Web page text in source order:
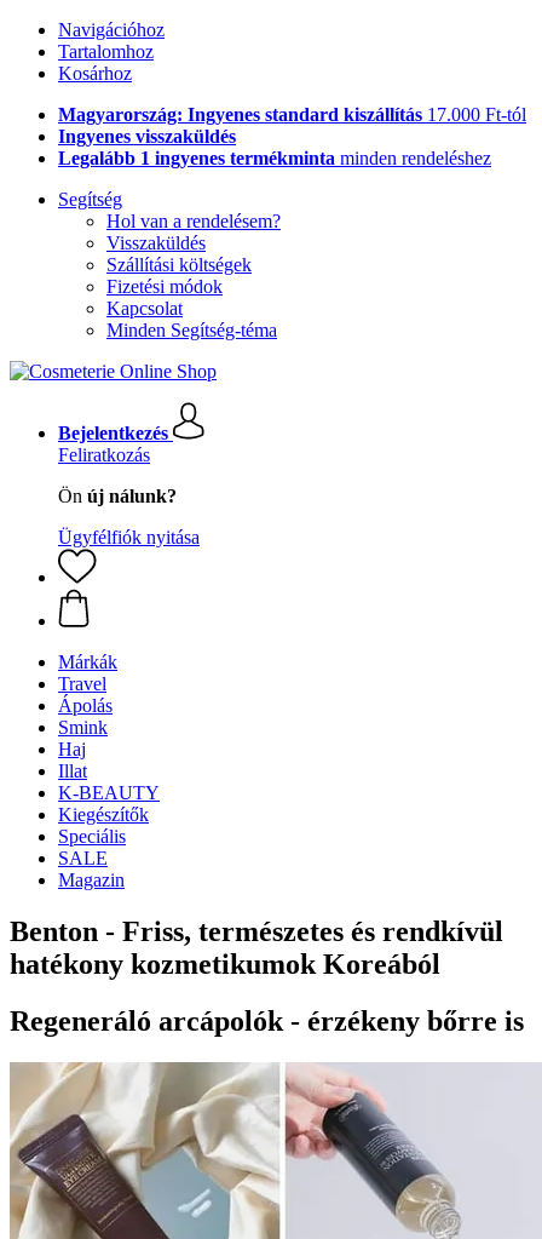
Navigációhoz
Tartalomhoz
Kosárhoz
Magyarország: Ingyenes standard kiszállítás 17.000 Ft-tól
Ingyenes visszaküldés
Legalább 1 ingyenes termékminta minden rendeléshez
Segítség
Hol van a rendelésem?
Visszaküldés
Szállítási költségek
Fizetési módok
Kapcsolat
Minden Segítség-téma
Bejelentkezés
Feliratkozás
Ön új nálunk?
Ügyfélfiók nyitása
Márkák
Travel
Ápolás
Smink
Haj
Illat
K-BEAUTY
Kiegészítők
Speciális
SALE
Magazin
Benton - Friss, természetes és rendkívül
hatékony kozmetikumok Koreából
Regeneráló arcápolók - érzékeny bőrre is